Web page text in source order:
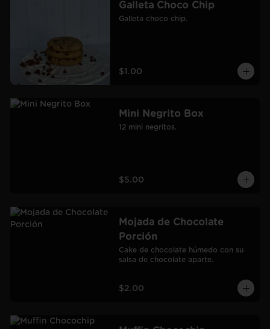
Galleta Choco Chip
Galleta choco chip.
$1.00
Mini Negrito Box
12 mini negritos.
$5.00
Mojada de Chocolate
Porción
Cake de chocolate húmedo con su
salsa de chocolate aparte.
$2.00